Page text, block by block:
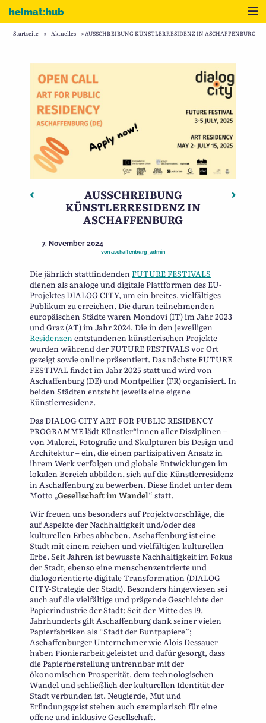
Zum Inhalt
heimat:hub
Startseite » Aktuelles »AUSSCHREIBUNG KÜNSTLERRESIDENZ IN ASCHAFFENBURG
Beitragsnavigation
Vorheriger: Straßennamen in Aschaffenburg
AUSSCHREIBUNG
KÜNSTLERRESIDENZ IN
ASCHAFFENBURG
7. November 2024
von aschaffenburg_admin
Die jährlich stattfindenden FUTURE FESTIVALS
dienen als analoge und digitale Plattformen des EU-
Projektes DIALOG CITY, um ein breites, vielfältiges
Publikum zu erreichen. Die daran teilnehmenden
europäischen Städte waren Mondoví (IT) im Jahr 2023
und Graz (AT) im Jahr 2024. Die in den jeweiligen
Residenzen entstandenen künstlerischen Projekte
wurden während der FUTURE FESTIVALS vor Ort
gezeigt sowie online präsentiert. Das nächste FUTURE
FESTIVAL findet im Jahr 2025 statt und wird von
Aschaffenburg (DE) und Montpellier (FR) organisiert. In
beiden Städten entsteht jeweils eine eigene
Künstlerresidenz.
Das DIALOG CITY ART FOR PUBLIC RESIDENCY
PROGRAMME lädt Künstler*innen aller Disziplinen –
von Malerei, Fotografie und Skulpturen bis Design und
Architektur – ein, die einen partizipativen Ansatz in
ihrem Werk verfolgen und globale Entwicklungen im
lokalen Bereich abbilden, sich auf die Künstlerresidenz
in Aschaffenburg zu bewerben. Diese findet unter dem
Motto „Gesellschaft im Wandel“ statt.
Wir freuen uns besonders auf Projektvorschläge, die
auf Aspekte der Nachhaltigkeit und/oder des
kulturellen Erbes abheben. Aschaffenburg ist eine
Stadt mit einem reichen und vielfältigen kulturellen
Erbe. Seit Jahren ist bewusste Nachhaltigkeit im Fokus
der Stadt, ebenso eine menschenzentrierte und
dialogorientierte digitale Transformation (DIALOG
CITY-Strategie der Stadt). Besonders hingewiesen sei
auch auf die vielfältige und prägende Geschichte der
Papierindustrie der Stadt: Seit der Mitte des 19.
Jahrhunderts gilt Aschaffenburg dank seiner vielen
Papierfabriken als “Stadt der Buntpapiere”;
Aschaffenburger Unternehmer wie Alois Dessauer
haben Pionierarbeit geleistet und dafür gesorgt, dass
die Papierherstellung untrennbar mit der
ökonomischen Prosperität, dem technologischen
Wandel und schließlich der kulturellen Identität der
Stadt verbunden ist. Neugierde, Mut und
Erfindungsgeist stehen auch exemplarisch für eine
offene und inklusive Gesellschaft.